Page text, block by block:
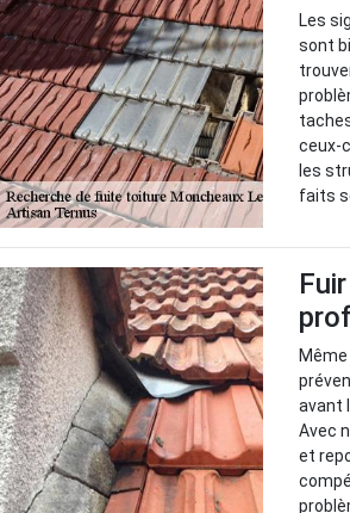
Les
sont
ceux-
les
faits
avant
Avec
et